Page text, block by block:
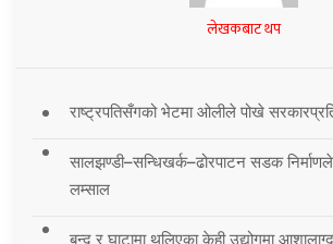
लेखकबाट थप
राष्ट्रपतिसँगको भेटमा ओलीले पोखे
सालझण्डी–सन्धिखर्क–ढोरपाटन सडक
लम्साल
बन्द र घाटामा थलिएका केही उद्योगमा